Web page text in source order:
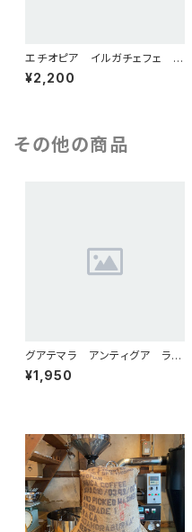
エチオピア イルガチェフェ ナ
チュラル（シティロースト）200g
¥2,200
その他の商品
グアテマラ アンティグア ラ
ス・ヌーベス農園 シティロース
ト 200g
¥1,950